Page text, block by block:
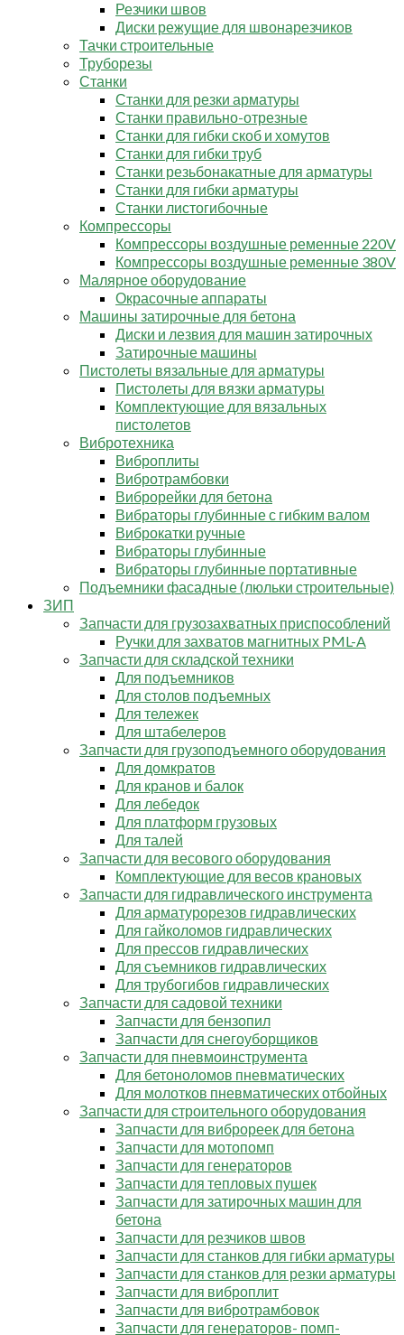
Резчики швов
Диски режущие для швонарезчиков
Тачки строительные
Труборезы
Станки
Станки для резки арматуры
Станки правильно-отрезные
Станки для гибки скоб и хомутов
Станки для гибки труб
Станки резьбонакатные для арматуры
Станки для гибки арматуры
Станки листогибочные
Компрессоры
Компрессоры воздушные ременные 220V
Компрессоры воздушные ременные 380V
Малярное оборудование
Окрасочные аппараты
Машины затирочные для бетона
Диски и лезвия для машин затирочных
Затирочные машины
Пистолеты вязальные для арматуры
Пистолеты для вязки арматуры
Комплектующие для вязальных
пистолетов
Вибротехника
Виброплиты
Вибротрамбовки
Виброрейки для бетона
Вибраторы глубинные с гибким валом
Виброкатки ручные
Вибраторы глубинные
Вибраторы глубинные портативные
Подъемники фасадные (люльки строительные)
ЗИП
Запчасти для грузозахватных приспособлений
Ручки для захватов магнитных PML-A
Запчасти для складской техники
Для подъемников
Для столов подъемных
Для тележек
Для штабелеров
Запчасти для грузоподъемного оборудования
Для домкратов
Для кранов и балок
Для лебедок
Для платформ грузовых
Для талей
Запчасти для весового оборудования
Комплектующие для весов крановых
Запчасти для гидравлического инструмента
Для арматурорезов гидравлических
Для гайколомов гидравлических
Для прессов гидравлических
Для съемников гидравлических
Для трубогибов гидравлических
Запчасти для садовой техники
Запчасти для бензопил
Запчасти для снегоуборщиков
Запчасти для пневмоинструмента
Для бетоноломов пневматических
Для молотков пневматических отбойных
Запчасти для строительного оборудования
Запчасти для виброреек для бетона
Запчасти для мотопомп
Запчасти для генераторов
Запчасти для тепловых пушек
Запчасти для затирочных машин для
бетона
Запчасти для резчиков швов
Запчасти для станков для гибки арматуры
Запчасти для станков для резки арматуры
Запчасти для виброплит
Запчасти для вибротрамбовок
Запчасти для генераторов- помп-